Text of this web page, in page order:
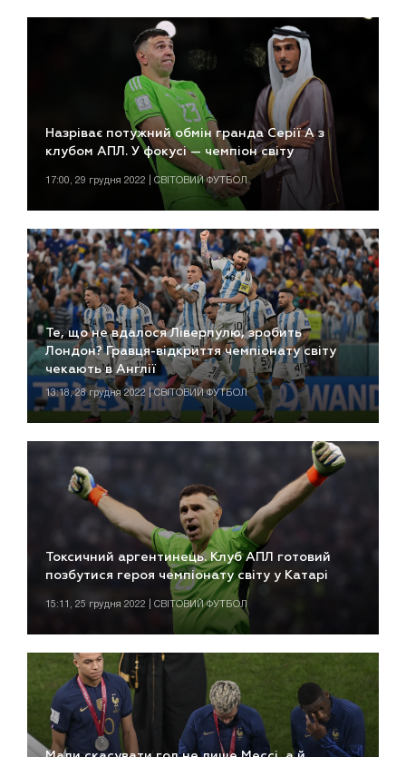
Назріває потужний обмін гранда Серії А з
клубом АПЛ. У фокусі — чемпіон світу
17:00, 29 грудня 2022 | СВІТОВИЙ ФУТБОЛ
Те, що не вдалося Ліверпулю, зробить
Лондон? Гравця-відкриття чемпіонату світу
чекають в Англії
13:18, 28 грудня 2022 | СВІТОВИЙ ФУТБОЛ
Токсичний аргентинець. Клуб АПЛ готовий
позбутися героя чемпіонату світу у Катарі
15:11, 25 грудня 2022 | СВІТОВИЙ ФУТБОЛ